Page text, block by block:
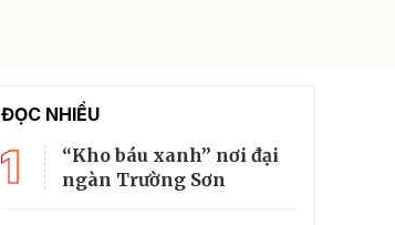
ĐỌC NHIỀU
1
“Kho báu xanh” nơi đại
ngàn Trường Sơn